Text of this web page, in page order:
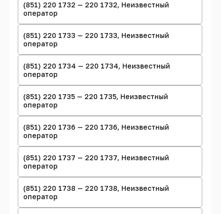
(851) 220 1732 — 220 1732, Неизвестный
оператор
(851) 220 1733 — 220 1733, Неизвестный
оператор
(851) 220 1734 — 220 1734, Неизвестный
оператор
(851) 220 1735 — 220 1735, Неизвестный
оператор
(851) 220 1736 — 220 1736, Неизвестный
оператор
(851) 220 1737 — 220 1737, Неизвестный
оператор
(851) 220 1738 — 220 1738, Неизвестный
оператор